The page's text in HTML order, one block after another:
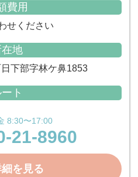
費用
せください
在地
下部字林ケ鼻1853
ト
8:30〜17:00
21-8960
を見る